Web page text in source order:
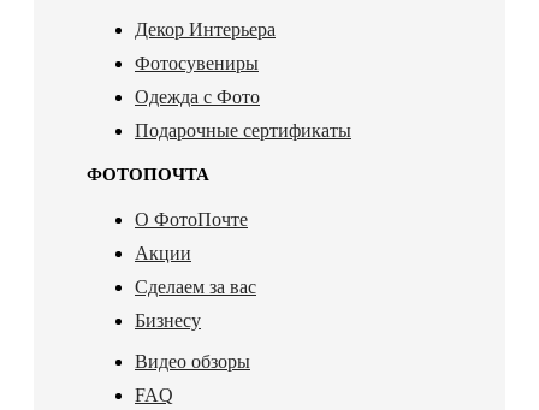
Декор Интерьера
Фотосувениры
Одежда с Фото
Подарочные сертификаты
ФОТОПОЧТА
О ФотоПочте
Акции
Сделаем за вас
Бизнесу
Видео обзоры
FAQ